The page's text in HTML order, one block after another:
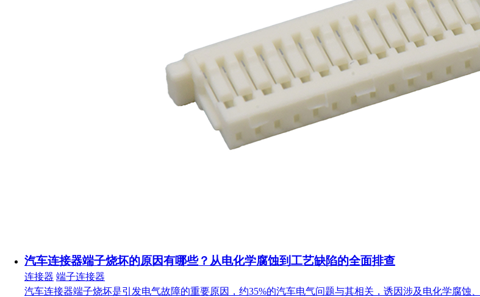
汽车连接器端子烧坏的原因有哪些？从电化学腐蚀到工艺缺陷的全面排查
连接器 端子连接器
汽车连接器端子烧坏是引发电气故障的重要原因，约35%的汽车电气问题与其相关，诱因涉及电化学腐